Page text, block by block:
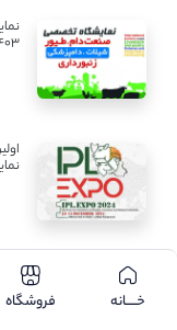
1403
خـــــانه فروشگاه